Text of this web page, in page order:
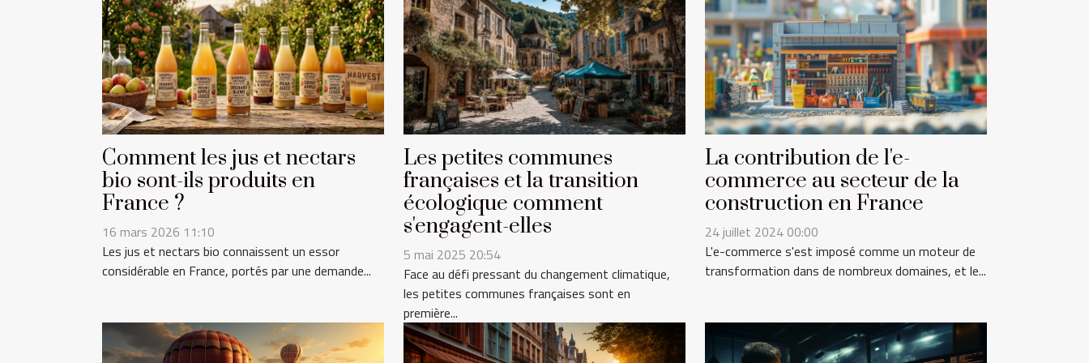
Comment les jus et nectars
bio sont-ils produits en
France ?
16 mars 2026 11:10
Les jus et nectars bio connaissent un essor
considérable en France, portés par une demande...
Les petites communes
françaises et la transition
écologique comment
s'engagent-elles
5 mai 2025 20:54
Face au défi pressant du changement climatique,
les petites communes françaises sont en
première...
La contribution de l'e-
commerce au secteur de la
construction en France
24 juillet 2024 00:00
L'e-commerce s'est imposé comme un moteur de
transformation dans de nombreux domaines, et le...